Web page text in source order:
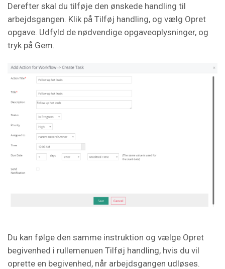
Derefter skal du tilføje den ønskede handling til
arbejdsgangen. Klik på Tilføj handling, og vælg Opret
opgave. Udfyld de nødvendige opgaveoplysninger, og
tryk på Gem.
Du kan følge den samme instruktion og vælge Opret
begivenhed i rullemenuen Tilføj handling, hvis du vil
oprette en begivenhed, når arbejdsgangen udløses.